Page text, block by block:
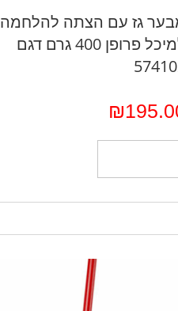
גז עם הצתה להלחמה
למיכל פרופן 400 גרם דגם
₪